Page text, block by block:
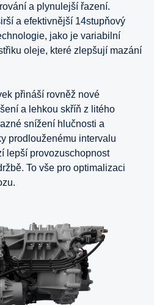
a plynulejší řazení.
a efektivnější 14stupňový
jako je variabilní
oleje, které zlepšují mazání
přináší rovněž nové
a lehkou skříň z litého
snížení hlučnosti a
prodlouženému intervalu
lepší provozuschopnost
To vše pro optimalizaci